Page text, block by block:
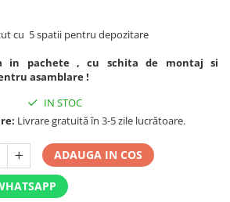
cu 5 spatii pentru depozitare
in pachete , cu schita de montaj si
asamblare !
IN STOC
Livrare gratuită în 3-5 zile lucrătoare.
ADAUGA IN COS